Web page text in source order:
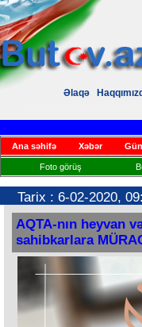
Əlaqə
Ana səhifə Xəbər
Foto görüş
Tarix : 6-02-2020,
AQTA-nın heyvan
sahibkarlara